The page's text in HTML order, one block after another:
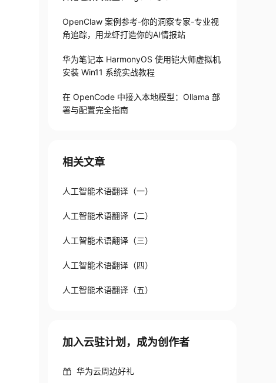
OpenClaw 案例参考-你的洞察专家-专业视
角追踪，用龙虾打造你的AI情报站
华为笔记本 HarmonyOS 使用铠大师虚拟机
安装 Win11 系统实战教程
在 OpenCode 中接入本地模型：Ollama 部
署与配置完全指南
相关文章
人工智能术语翻译（一）
人工智能术语翻译（二）
人工智能术语翻译（三）
人工智能术语翻译（四）
人工智能术语翻译（五）
加入云驻计划，成为创作者
华为云周边好礼